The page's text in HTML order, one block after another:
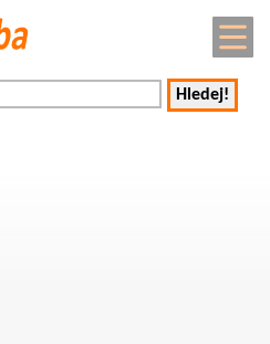
Hledej!